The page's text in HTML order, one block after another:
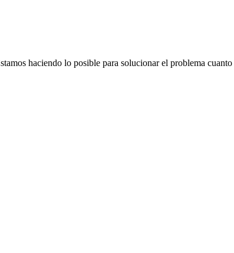
haciendo lo posible para solucionar el problema cuanto